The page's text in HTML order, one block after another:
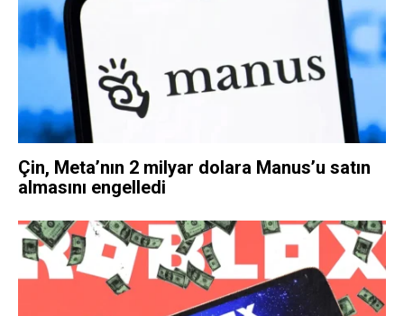
Çin, Meta’nın 2 milyar dolara Manus’u satın
almasını engelledi